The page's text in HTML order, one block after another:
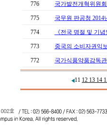
776 국가발전개혁위원
775 국무원 판공청
774 《전국 명절 및 기
773 중국의 소비자권익
772 국가식품약품감독
11 12 13 14